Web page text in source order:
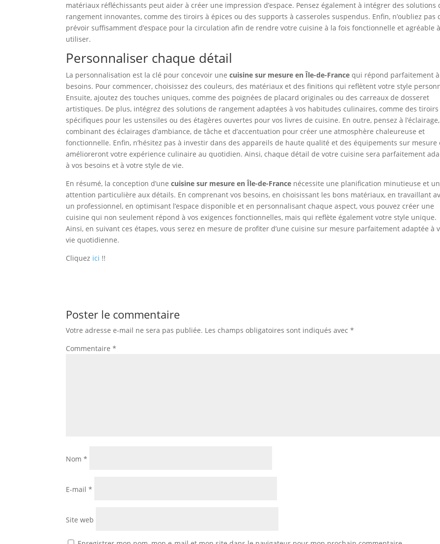
matériaux réfléchissants peut aider à créer une impression d’espace. Pensez également à intégrer des solutions
rangement innovantes, comme des tiroirs à épices ou des supports à casseroles suspendus. Enfin, n’oubliez pas
prévoir suffisamment d’espace pour la circulation afin de rendre votre cuisine à la fois fonctionnelle et agréable à
utiliser.
Personnaliser chaque détail
La personnalisation est la clé pour concevoir unecuisine sur mesure en Île-de-France qui répond parfaitement à
besoins. Pour commencer, choisissez des couleurs, des matériaux et des finitions qui reflètent votre style
Ensuite, ajoutez des touches uniques, comme des poignées de placard originales ou des carreaux de dosseret
artistiques. De plus, intégrez des solutions de rangement adaptées à vos habitudes culinaires, comme des tiroirs
spécifiques pour les ustensiles ou des étagères ouvertes pour vos livres de cuisine. En outre, pensez à
combinant des éclairages d’ambiance, de tâche et d’accentuation pour créer une atmosphère chaleureuse et
fonctionnelle. Enfin, n’hésitez pas à investir dans des appareils de haute qualité et des équipements sur mesure
amélioreront votre expérience culinaire au quotidien. Ainsi, chaque détail de votre cuisine sera parfaitement
à vos besoins et à votre style de vie.
En résumé, la conception d’unecuisine sur mesure en Île-de-France nécessite une planification minutieuse et
attention particulière aux détails. En comprenant vos besoins, en choisissant les bons matériaux, en travaillant
un professionnel, en optimisant l’espace disponible et en personnalisant chaque aspect, vous pouvez créer une
cuisine qui non seulement répond à vos exigences fonctionnelles, mais qui reflète également votre style unique.
Ainsi, en suivant ces étapes, vous serez en mesure de profiter d’une cuisine sur mesure parfaitement adaptée à
vie quotidienne.
Cliquez ici !!
Poster le commentaire
Votre adresse e-mail ne sera pas publiée. Les champs obligatoires sont indiqués avec*
Commentaire*
Nom*
E-mail*
Site web